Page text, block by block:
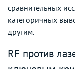
сравнительных
категоричных
другим.
RF против